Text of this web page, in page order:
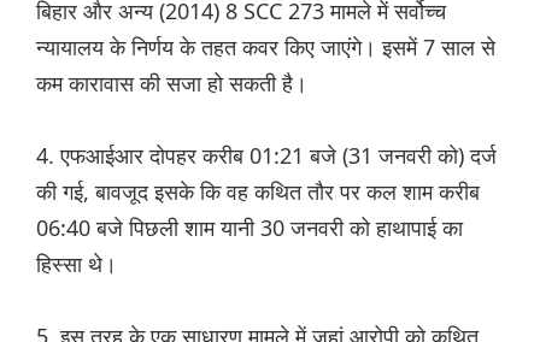
बिहार और अन्य (2014) 8 SCC 273 मामले में सर्वोच्च
न्यायालय के निर्णय के तहत कवर किए जाएंगे। इसमें 7 साल से
कम कारावास की सजा हो सकती है।
4. एफआईआर दोपहर करीब 01:21 बजे (31 जनवरी को) दर्ज
की गई, बावजूद इसके कि वह कथित तौर पर कल शाम करीब
06:40 बजे पिछली शाम यानी 30 जनवरी को हाथापाई का
हिस्सा थे।